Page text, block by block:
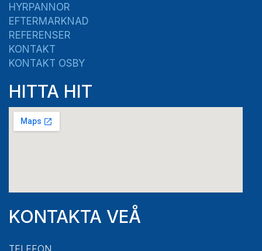
HYRPANNOR
EFTERMARKNAD
REFERENSER
KONTAKT
KONTAKT OSBY
HITTA HIT
KONTAKTA VEÅ
TELEFON